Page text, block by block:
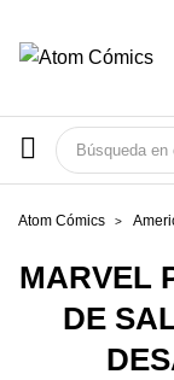
Atom Cómics
MARVEL
DE